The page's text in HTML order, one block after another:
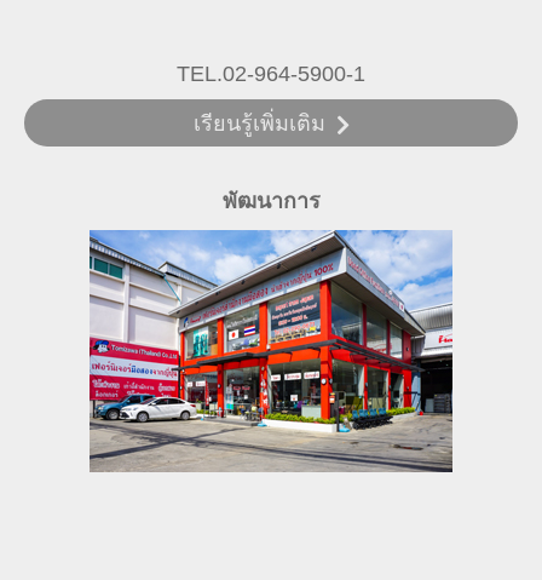
TEL.02-964-5900-1
เรียนรู้เพิ่มเติม
พัฒนาการ